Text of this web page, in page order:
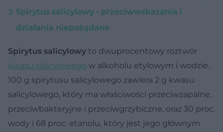
Spirytus salicylowy - przeciwwskazania i
działania niepożądane
Spirytus salicylowy to dwuprocentowy roztwór
kwasu salicylowego w alkoholu etylowym i wodzie.
100 g spirytusu salicylowego zawiera 2 g kwasu
salicylowego, który ma właściwości przeciwzapalne,
przeciwbakteryjne i przeciwgrzybiczne, oraz 30 proc.
wody i 68 proc. etanolu, który jest jego głównym